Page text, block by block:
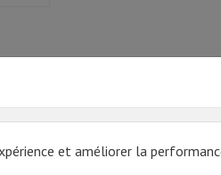
et améliorer la
et sertie d'une virole en laiton.